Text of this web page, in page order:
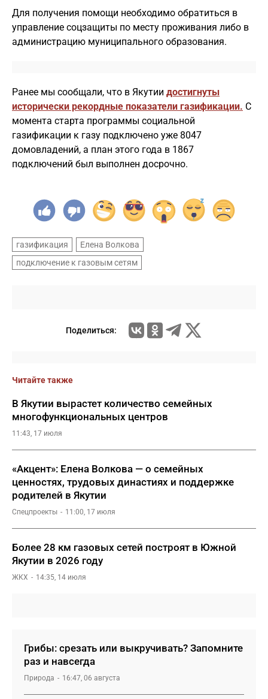
Для получения помощи необходимо обратиться в
управление соцзащиты по месту проживания либо в
администрацию муниципального образования.
Ранее мы сообщали, что в Якутии достигнуты
исторически рекордные показатели газификации. С
момента старта программы социальной
газификации к газу подключено уже 8047
домовладений, а план этого года в 1867
подключений был выполнен досрочно.
газификация
Елена Волкова
подключение к газовым сетям
Поделиться:
Читайте также
В Якутии вырастет количество семейных
многофункциональных центров
11:43, 17 июля
«Акцент»: Елена Волкова — о семейных
ценностях, трудовых династиях и поддержке
родителей в Якутии
Спецпроекты 11:00, 17 июля
Более 28 км газовых сетей построят в Южной
Якутии в 2026 году
ЖКХ 14:35, 14 июля
Грибы: срезать или выкручивать? Запомните
раз и навсегда
Природа 16:47, 06 августа